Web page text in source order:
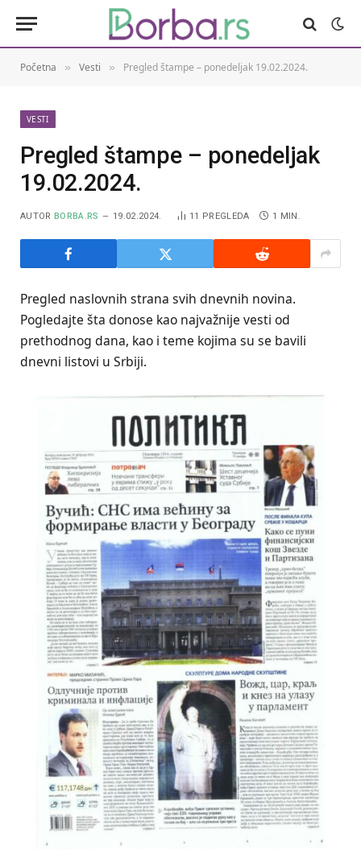
Početna » Vesti » Pregled štampe – ponedeljak 19.02.2024.
VESTI
Pregled štampe – ponedeljak
19.02.2024.
AUTOR BORBA.RS 19.02.2024. 11 PREGLEDA 1 MIN.
Pregled naslovnih strana svih dnevnih novina.
Pogledajte šta donose kao najvažnije vesti od
prethodnog dana, kao i teme kojima su se bavili
dnevni listovi u Srbiji.